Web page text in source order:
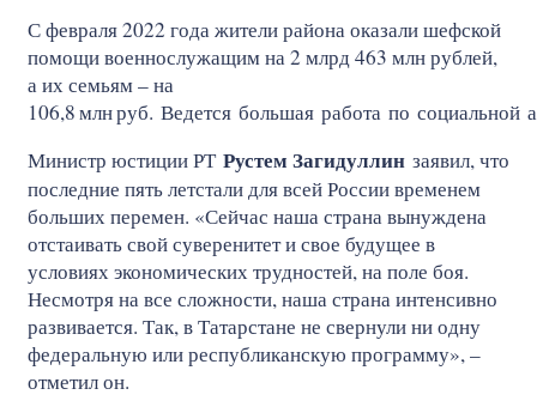
С февраля 2022 года жители района оказали шефской
помощи военнослужащим на 2 млрд 463 млн рублей,
а их семьям – на
106,8млнруб. Ведется большая работа по
Министр юстиции РТ Рустем Загидуллин заявил, что
последние пять летстали для всей России временем
больших перемен. «Сейчас наша страна вынуждена
отстаивать свой суверенитет и свое будущее в
условиях экономических трудностей, на поле боя.
Несмотря на все сложности, наша страна интенсивно
развивается. Так, в Татарстане не свернули ни одну
федеральную или республиканскую программу», –
отметил он.